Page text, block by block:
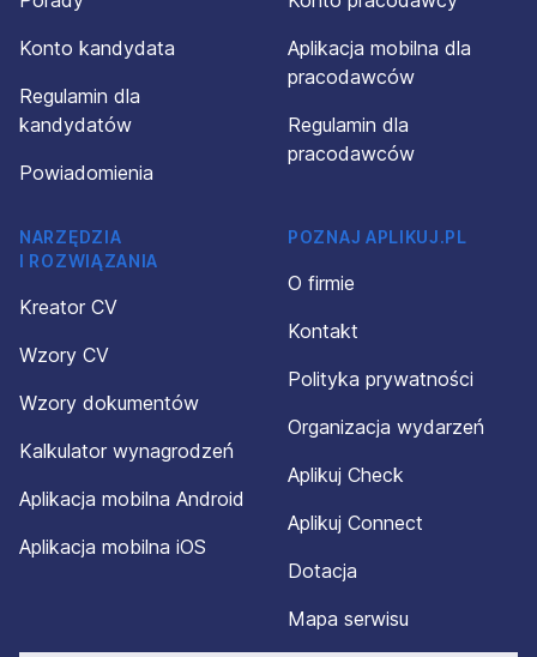
Konto kandydata
Regulamin dla
kandydatów
Powiadomienia
Aplikacja mobilna dla
pracodawców
Regulamin dla
pracodawców
NARZĘDZIA
I ROZWIĄZANIA
Kreator CV
Wzory CV
Wzory dokumentów
Kalkulator wynagrodzeń
Aplikacja mobilna Android
Aplikacja mobilna iOS
POZNAJ APLIKUJ.PL
O firmie
Kontakt
Polityka prywatności
Organizacja wydarzeń
Aplikuj Check
Aplikuj Connect
Dotacja
Mapa serwisu